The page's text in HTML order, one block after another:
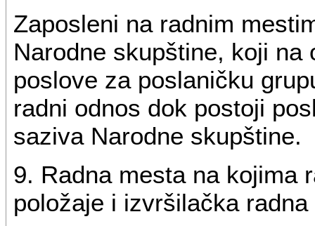
Zaposleni na radnim
Narodne skupštine, koji na
poslove za poslaničku
radni odnos dok postoji
saziva Narodne skupštine.
9. Radna mesta na kojima
položaje i izvršilačka radna